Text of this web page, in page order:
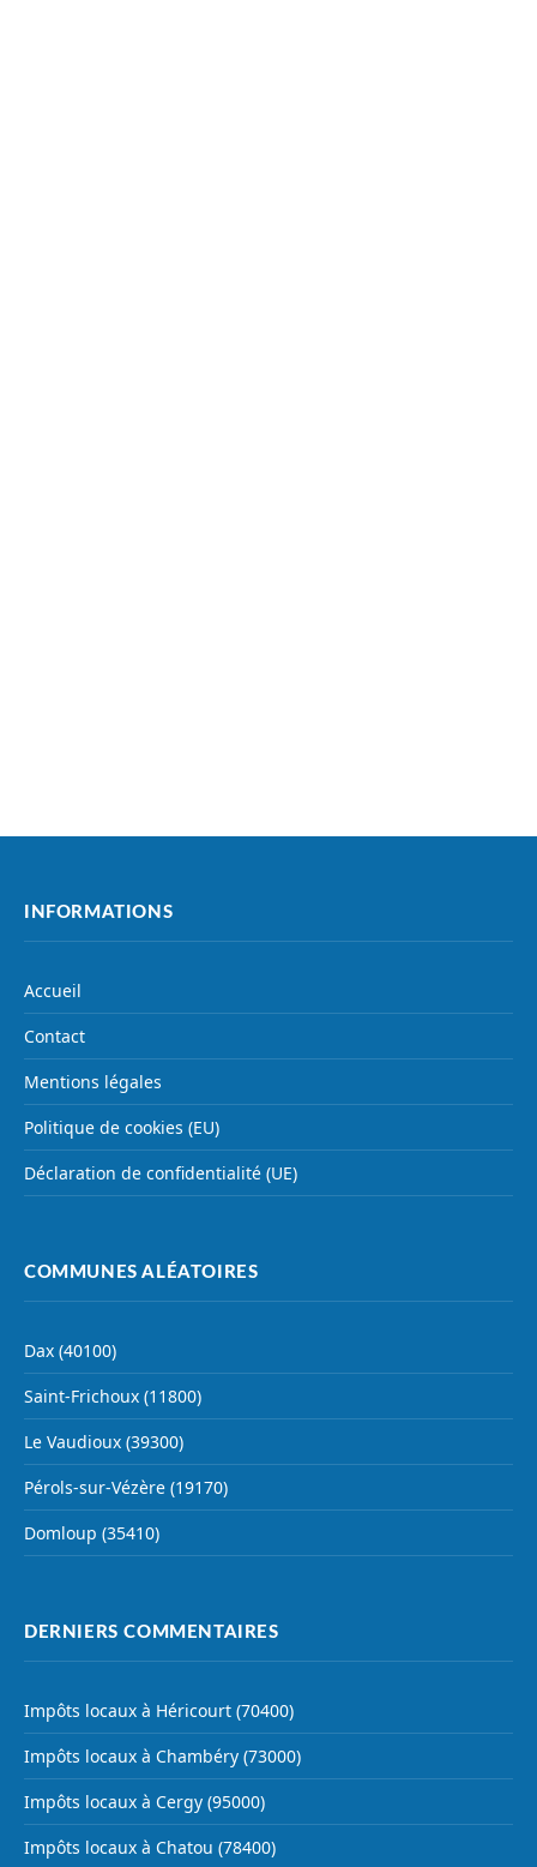
INFORMATIONS
Accueil
Contact
Mentions légales
Politique de cookies (EU)
Déclaration de confidentialité (UE)
COMMUNES ALÉATOIRES
Dax (40100)
Saint-Frichoux (11800)
Le Vaudioux (39300)
Pérols-sur-Vézère (19170)
Domloup (35410)
DERNIERS COMMENTAIRES
Impôts locaux à Héricourt (70400)
Impôts locaux à Chambéry (73000)
Impôts locaux à Cergy (95000)
Impôts locaux à Chatou (78400)